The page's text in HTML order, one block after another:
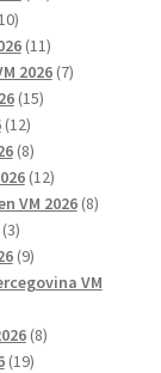
10
produkter
1111
produkter
2026 77
1515
1212
produkter
88
produkter
1212
produkter
VM 2026 88
33
produkter
99
produkter
VM
88
1919